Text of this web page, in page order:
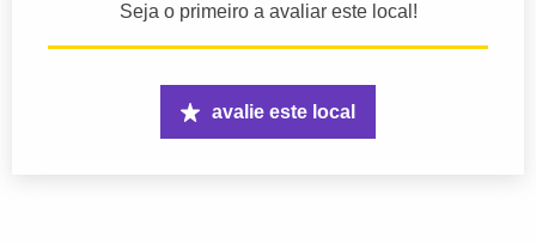
Seja o primeiro a avaliar este local!
avalie este local